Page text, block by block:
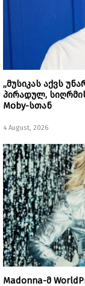
„მუსიკას აქვს
პირადულ,
Moby-სთან
4 August, 2026
Madonna-მ